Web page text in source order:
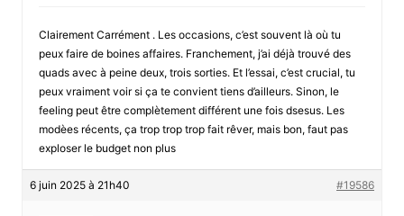
Clairement Carrément . Les occasions, c’est souvent là où tu
peux faire de boines affaires. Franchement, j’ai déjà trouvé des
quads avec à peine deux, trois sorties. Et l’essai, c’est crucial, tu
peux vraiment voir si ça te convient tiens d’ailleurs. Sinon, le
feeling peut être complètement différent une fois dsesus. Les
modèes récents, ça trop trop trop fait rêver, mais bon, faut pas
exploser le budget non plus
6 juin 2025 à 21h40 #19586